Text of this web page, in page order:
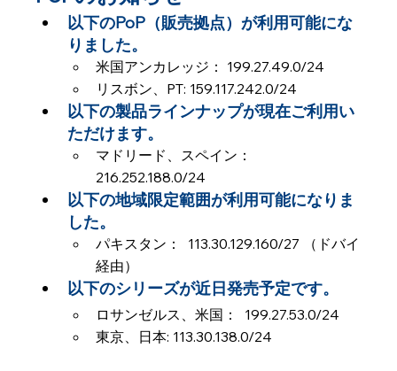
以下のPoP（販売拠点）が利用可能にな
りました。
米国アンカレッジ： 199.27.49.0/24
リスボン、PT: 159.117.242.0/24
以下の製品ラインナップが現在ご利用い
ただけます。
マドリード、スペイン：
216.252.188.0/24
以下の地域限定範囲が利用可能になりま
した。
パキスタン：  113.30.129.160/27 （ドバイ
経由）
以下のシリーズが近日発売予定です。
ロサンゼルス、米国：  199.27.53.0/24
東京、日本: 113.30.138.0/24